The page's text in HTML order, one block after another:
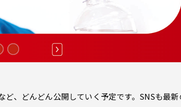
、どんどん公開していく予定です。SNSも最